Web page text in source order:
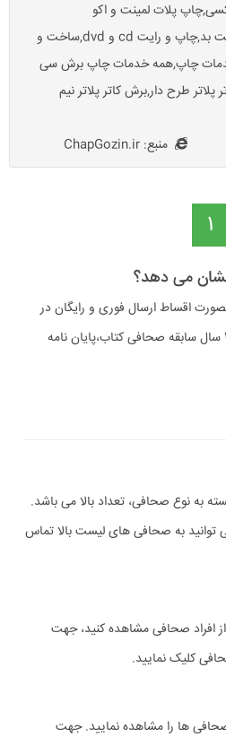
پلات لمینت و اکو
سالونت,چاپ دیجیتال,چاپ فلت بد,چاپ و رایت cd و dvd,ساخت و
خدمات چاپ,همه خدمات چاپ برش سی
طرح دار,برش کاتر پلاتر نیم
منبع: ChapGozin.ir
1
می دهد؟
اقساط ارسال فوری و رایگان در
تهران و شهرستان ها بیش از 49 سال سابقه صحافی کتاب،پایان نامه
به نوع صحافی، تعداد بالا می باشد.
به صحافی های لیست بالا تماس
افراد صحافی مشاهده کنید، جهت
کلیک نمایید.
ها را مشاهده نمایید. جهت